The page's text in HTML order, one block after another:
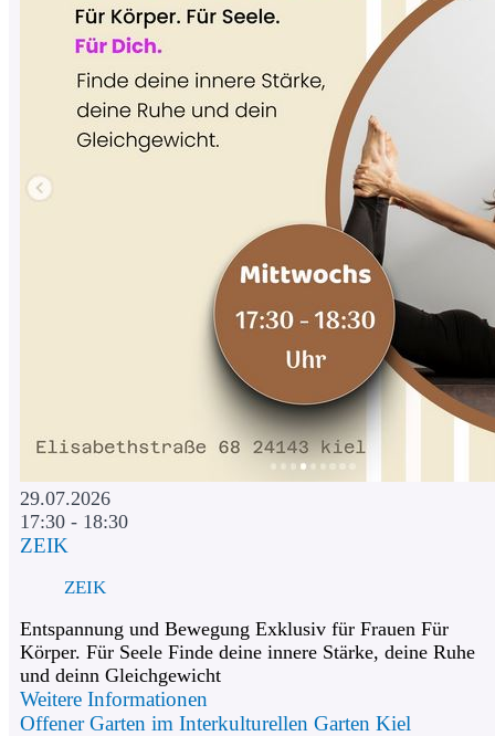
29.07.2026
17:30 - 18:30
ZEIK
ZEIK
Entspannung und Bewegung Exklusiv für Frauen Für
Körper. Für Seele Finde deine innere Stärke, deine Ruhe
und deinn Gleichgewicht
Weitere Informationen
Offener Garten im Interkulturellen Garten Kiel